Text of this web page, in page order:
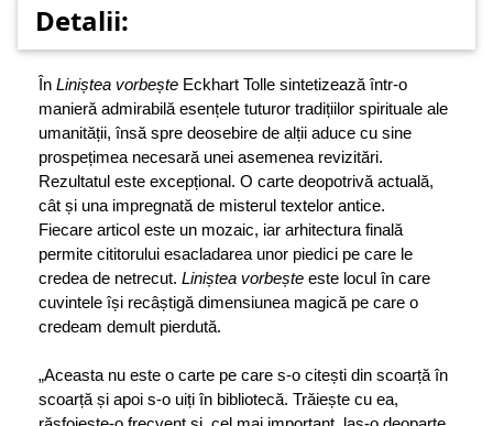
Detalii:
În Liniștea vorbește Eckhart Tolle sintetizează într-o
manieră admirabilă esențele tuturor tradițiilor spirituale ale
umanității, însă spre deosebire de alții aduce cu sine
prospețimea necesară unei asemenea revizitări.
Rezultatul este excepțional. O carte deopotrivă actuală,
cât și una impregnată de misterul textelor antice.
Fiecare articol este un mozaic, iar arhitectura finală
permite cititorului esacladarea unor piedici pe care le
credea de netrecut. Liniștea vorbește este locul în care
cuvintele își recâștigă dimensiunea magică pe care o
credeam demult pierdută.
„Aceasta nu este o carte pe care s-o citești din scoarță în
scoarță și apoi s-o uiți în bibliotecă. Trăiește cu ea,